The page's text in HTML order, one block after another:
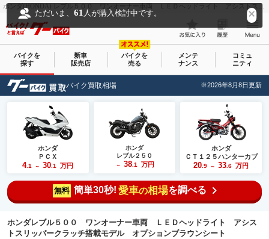
ホンダ(HONDA) レブル５００ ワンオーナー車両 ＬＥＤヘッドライト アシストスリッパークラッチ搭載モデル オプションブラウンシート｜（株）エックスランド｜新車・中古バイクなら【グーバイク(GooBike)】
ただいま、61 人が購入検討中です。
バイクを
探す
新車
販売店
バイクを
売る
メンテ
ナンス
コミュ
ニティ
バイク買取相場 ※2026年8月8日更新
ホンダ
ＰＣＸ
4.1 ～ 30 .1 万円
ホンダ
レブル２５０
～ 38.1 万円
ホンダ
ＣＴ１２５ハンターカブ
20 .9 ～ 33 .6 万円
無料 簡単30秒! 愛車の相場を調べる
ホンダレブル５００ ワンオーナー車両 ＬＥＤヘッドライト アシス
トスリッパークラッチ搭載モデル オプションブラウンシート